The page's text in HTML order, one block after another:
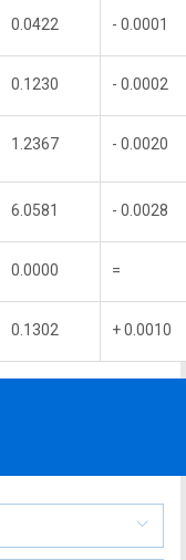
0.0422 - 0.0001
0.1230 - 0.0002
1.2367 - 0.0020
6.0581 - 0.0028
0.0000 =
0.1302 + 0.0010